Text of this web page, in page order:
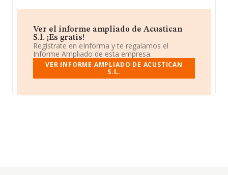
Ver el informe ampliado de Acustican
S.l. ¡Es gratis!
Regístrate en eInforma y te regalamos el
Informe Ampliado de esta empresa.
VER INFORME AMPLIADO DE ACUSTICAN
S.L.